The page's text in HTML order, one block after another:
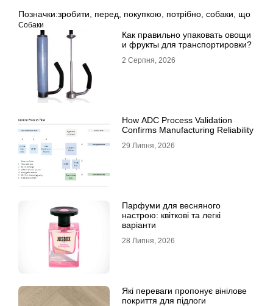
Позначки:зробити перед покупкою потрібно собаки що
Собаки
Как правильно упаковать овощи
и фрукты для транспортировки?
2 Серпня, 2026
How ADC Process Validation
Confirms Manufacturing Reliability
29 Липня, 2026
Парфуми для весняного
настрою: квіткові та легкі
варіанти
28 Липня, 2026
Які переваги пропонує вінілове
покриття для підлоги